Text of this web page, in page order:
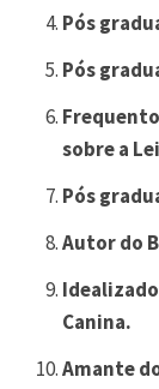
Pós
Pós
sobre a
Pós
Autor do
Canina.
Amante